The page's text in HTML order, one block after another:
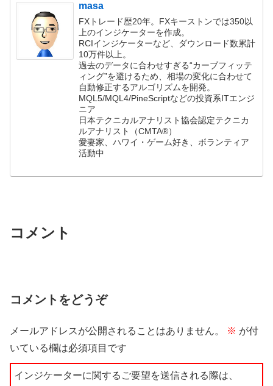
masa
FXトレード歴20年。FXキーストンでは350以
上のインジケーターを作成。
RCIインジケーターなど、ダウンロード数累計
10万件以上。
過去のデータに合わせすぎる“カーブフィッテ
ィング”を避けるため、相場の変化に合わせて
自動修正するアルゴリズムを開発。
MQL5/MQL4/PineScriptなどの投資系ITエンジ
ニア
日本テクニカルアナリスト協会認定テクニカ
ルアナリスト（CMTA®）
愛妻家、ハワイ・ゲーム好き、ボランティア
活動中
コメント
コメントをどうぞ
メールアドレスが公開されることはありません。 ※ が付
いている欄は必須項目です
インジケーターに関するご要望を送信される際は、